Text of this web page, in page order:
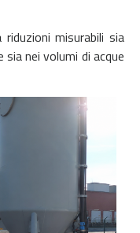
misurabili sia
nei volumi di acque